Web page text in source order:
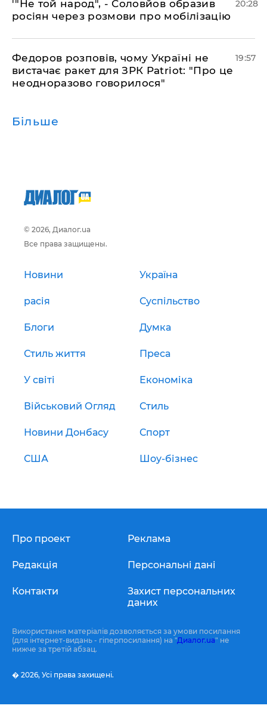
​'"Не той народ", - Соловйов образив
росіян через розмови про мобілізацію
20:28
​Федоров розповів, чому Україні не
вистачає ракет для ЗРК Patriot: "Про це
неодноразово говорилося"
19:57
Більше
© 2026, Диалог.ua
Все права защищены.
Новини Україна
расія Суспільство
Блоги Думка
Стиль життя Преса
У світі Економіка
Військовий Огляд Стиль
Новини Донбасу Спорт
США Шоу-бізнес
Про проект
Редакція
Контакти
Реклама
Персональні дані
Захист персональних
даних
Використання матеріалів дозволяється за умови посилання
(для інтернет-видань - гіперпосилання) на "Диалог.ua" не
нижче за третій абзац.
� 2026, Усі права захищені.